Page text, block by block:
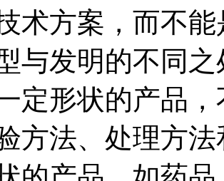
术方案，而不
与发明的不同
定形状的产品
方法、处理方